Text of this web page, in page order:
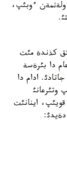
ءوبئپ،
كذندة مئث
دا بئرةسة
ادام دا
وتئرعانئ
اينانئث